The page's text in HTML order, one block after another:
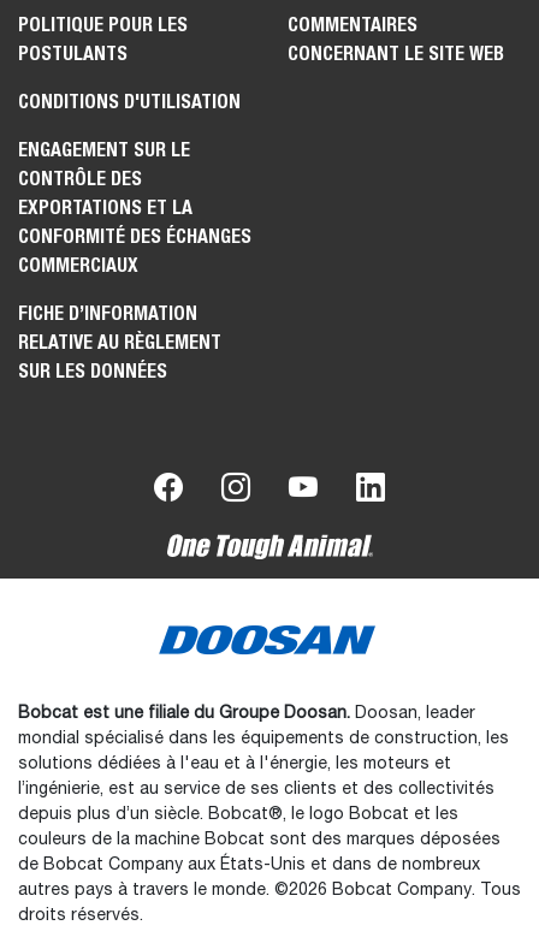
POLITIQUE POUR LES
POSTULANTS
CONDITIONS D'UTILISATION
ENGAGEMENT SUR LE
CONTRÔLE DES
EXPORTATIONS ET LA
CONFORMITÉ DES ÉCHANGES
COMMERCIAUX
FICHE D’INFORMATION
RELATIVE AU RÈGLEMENT
SUR LES DONNÉES
COMMENTAIRES
CONCERNANT LE SITE WEB
Bobcat est une filiale du Groupe Doosan. Doosan, leader
mondial spécialisé dans les équipements de construction, les
solutions dédiées à l'eau et à l'énergie, les moteurs et
l’ingénierie, est au service de ses clients et des collectivités
depuis plus d’un siècle. Bobcat®, le logo Bobcat et les
couleurs de la machine Bobcat sont des marques déposées
de Bobcat Company aux États-Unis et dans de nombreux
autres pays à travers le monde. ©2026 Bobcat Company. Tous
droits réservés.